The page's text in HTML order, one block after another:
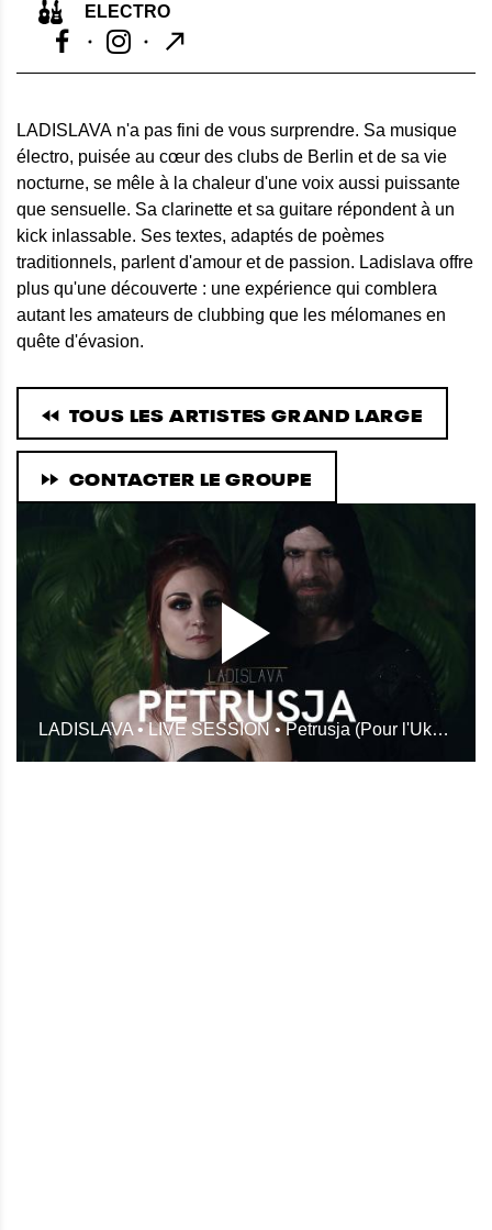
ELECTRO
LADISLAVA n'a pas fini de vous surprendre. Sa musique
électro, puisée au cœur des clubs de Berlin et de sa vie
nocturne, se mêle à la chaleur d'une voix aussi puissante
que sensuelle. Sa clarinette et sa guitare répondent à un
kick inlassable. Ses textes, adaptés de poèmes
traditionnels, parlent d'amour et de passion. Ladislava offre
plus qu'une découverte : une expérience qui comblera
autant les amateurs de clubbing que les mélomanes en
quête d'évasion.
TOUS LES ARTISTES GRAND LARGE
CONTACTER LE GROUPE
LADISLAVA • LIVE SESSION • Petrusja (Pour l'Ukraine, sa mémoire, sa douleur et sa beauté)